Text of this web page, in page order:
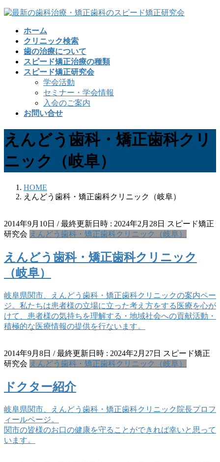
コ
ナ
ホーム
クリニック検索
歯の治療について
スピード矯正治療の種類
スピード矯正研究会
学会活動
セミナー・学会情報
入会のご案内
お問い合せ
えんどう歯科・矯正歯科クリ
ニック（岐阜）
HOME
えんどう歯科・矯正歯科クリニック（岐阜）
2014年9月10日 / 最終更新日時 : 2024年2月28日 スピード矯正
研究会 えんどう歯科・矯正歯科クリニック（岐阜）
えんどう歯科・矯正歯科クリニック
（岐阜）
岐阜県関市、えんどう歯科・矯正歯科クリニックの案内ペー
ジ。私たちは患者様の立場に立った考え方をする医療を心が
けて、患者様の気持ちを理解する・地域社会への貢献活動・
積極的な医療情報の提供を行ないます。
2014年9月8日 / 最終更新日時 : 2024年2月27日 スピード矯正
研究会 えんどう歯科・矯正歯科クリニック（岐阜）
ドクター紹介
岐阜県関市、えんどう歯科・矯正歯科クリニック院長プロフ
ィールページ。
関市の皆様のお口の健康を守ることができれば幸いと思って
います。